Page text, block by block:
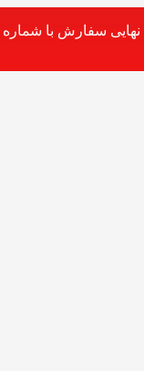
نهایی سفارش با شماره